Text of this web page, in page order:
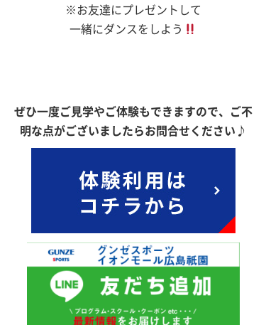
※お友達にプレゼントして
一緒にダンスをしよう
ぜひ一度ご見学やご体験もできますので、ご不
明な点がございましたらお問合せください♪